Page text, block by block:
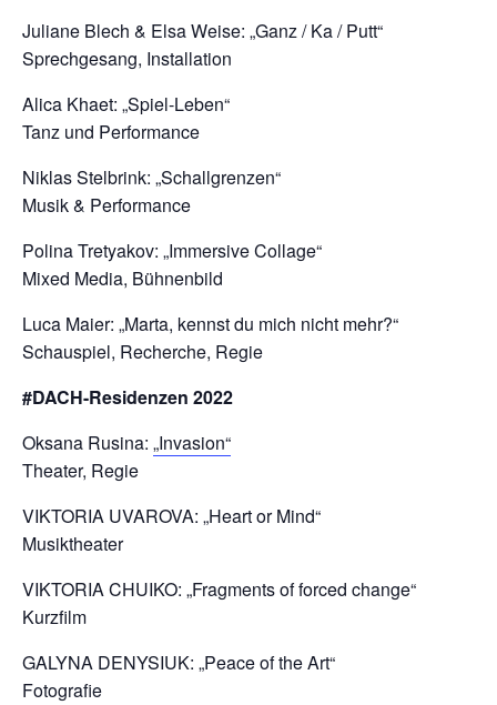
Juliane Blech & Elsa Weise: „Ganz / Ka / Putt“
Sprechgesang, Installation
Alica Khaet: „Spiel-Leben“
Tanz und Performance
Niklas Stelbrink: „Schallgrenzen“
Musik & Performance
Polina Tretyakov: „Immersive Collage“
Mixed Media, Bühnenbild
Luca Maier: „Marta, kennst du mich nicht mehr?“
Schauspiel, Recherche, Regie
#DACH-Residenzen 2022
Oksana Rusina: „Invasion“
Theater, Regie
VIKTORIA UVAROVA: „Heart or Mind“
Musiktheater
VIKTORIA CHUIKO: „Fragments of forced change“
Kurzfilm
GALYNA DENYSIUK: „Peace of the Art“
Fotografie